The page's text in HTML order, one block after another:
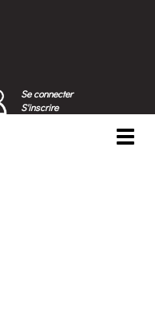
Se connecter
S'inscrire